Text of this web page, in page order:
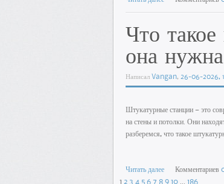
Что
она
НаписалVangan, 26-06-2026,
Штукатурные станции — это
на стены и потолки. Они
разберемся, что такое
Читать далее Комментариев
1 2 3 4 567 8910 ... 186